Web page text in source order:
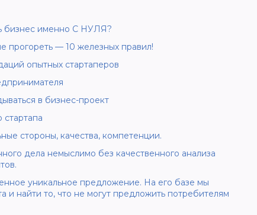
бизнес именно С НУЛЯ?
прогореть — 10 железных правил!
опытных стартаперов
в бизнес-проект
стороны, качества, компетенции.
дела немыслимо без качественного анализа
уникальное предложение. На его базе мы
и найти то, что не могут предложить потребителям